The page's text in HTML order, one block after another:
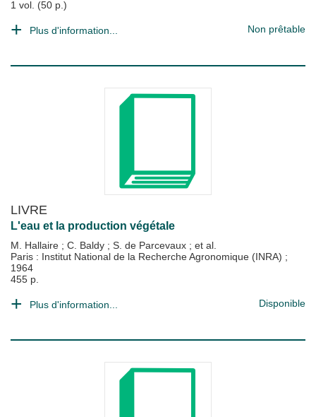
1 vol. (50 p.)
Plus d'information... Non prêtable
LIVRE
L'eau et la production végétale
M. Hallaire ; C. Baldy ; S. de Parcevaux ; et al.
Paris : Institut National de la Recherche Agronomique (INRA) ;
1964
455 p.
Plus d'information... Disponible